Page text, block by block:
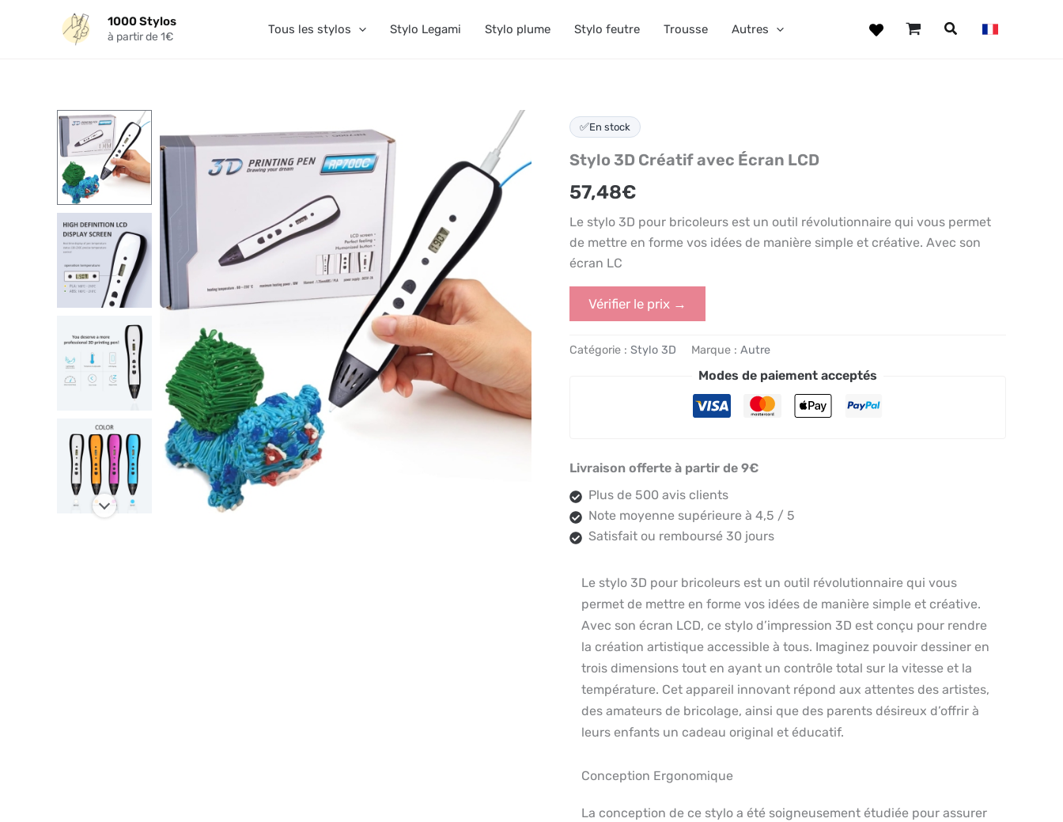
1000 Stylos
à partir de 1€ Tous les stylos Stylo Legami Stylo plume Stylo feutre Trousse Autres
✅En stock
Stylo 3D Créatif avec Écran LCD
57,48€
Le stylo 3D pour bricoleurs est un outil révolutionnaire qui vous permet
de mettre en forme vos idées de manière simple et créative. Avec son
écran LC
Vérifier le prix →
Catégorie : Stylo 3D Marque : Autre
Modes de paiement acceptés
Livraison offerte à partir de 9€
Plus de 500 avis clients
Note moyenne supérieure à 4,5 / 5
Satisfait ou remboursé 30 jours
Le stylo 3D pour bricoleurs est un outil révolutionnaire qui vous
permet de mettre en forme vos idées de manière simple et créative.
Avec son écran LCD, ce stylo d’impression 3D est conçu pour rendre
la création artistique accessible à tous. Imaginez pouvoir dessiner en
trois dimensions tout en ayant un contrôle total sur la vitesse et la
température. Cet appareil innovant répond aux attentes des artistes,
des amateurs de bricolage, ainsi que des parents désireux d’offrir à
leurs enfants un cadeau original et éducatif.
Conception Ergonomique
La conception de ce stylo a été soigneusement étudiée pour assurer